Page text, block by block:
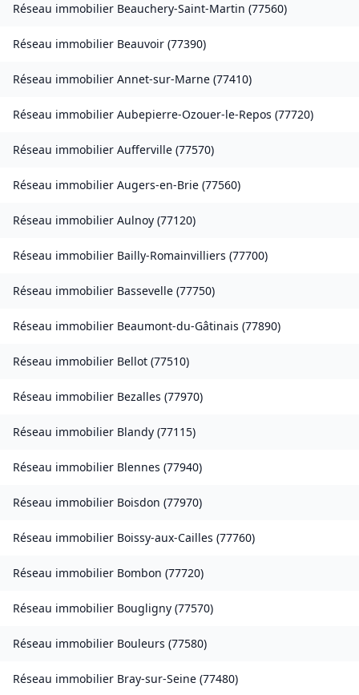
Réseau immobilier Beauchery-Saint-Martin (77560)
Réseau immobilier Beauvoir (77390)
Réseau immobilier Annet-sur-Marne (77410)
Réseau immobilier Aubepierre-Ozouer-le-Repos (77720)
Réseau immobilier Aufferville (77570)
Réseau immobilier Augers-en-Brie (77560)
Réseau immobilier Aulnoy (77120)
Réseau immobilier Bailly-Romainvilliers (77700)
Réseau immobilier Bassevelle (77750)
Réseau immobilier Beaumont-du-Gâtinais (77890)
Réseau immobilier Bellot (77510)
Réseau immobilier Bezalles (77970)
Réseau immobilier Blandy (77115)
Réseau immobilier Blennes (77940)
Réseau immobilier Boisdon (77970)
Réseau immobilier Boissy-aux-Cailles (77760)
Réseau immobilier Bombon (77720)
Réseau immobilier Bougligny (77570)
Réseau immobilier Bouleurs (77580)
Réseau immobilier Bray-sur-Seine (77480)